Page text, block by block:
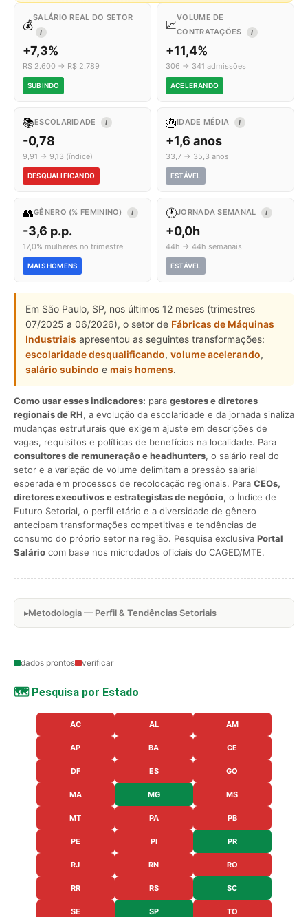
💰
SALÁRIO REAL DO SETOR
I
+7,3%
R$ 2.600 → R$ 2.789
SUBINDO
📈
VOLUME DE
CONTRATAÇÕES
I
+11,4%
306 → 341 admissões
ACELERANDO
📚ESCOLARIDADE I
-0,78
9,91 → 9,13 (índice)
DESQUALIFICANDO
🎂IDADE MÉDIA I
+1,6 anos
33,7 → 35,3 anos
ESTÁVEL
👥GÊNERO (% FEMININO) I
-3,6 p.p.
17,0% mulheres no trimestre
MAIS HOMENS
🕐JORNADA SEMANAL I
+0,0h
44h → 44h semanais
ESTÁVEL
Em São Paulo, SP, nos últimos 12 meses (trimestres
07/2025 a 06/2026), o setor de Fábricas de Máquinas
Industriais apresentou as seguintes transformações:
escolaridade desqualificando, volume acelerando,
salário subindo e mais homens.
Como usar esses indicadores: para gestores e diretores
regionais de RH, a evolução da escolaridade e da jornada sinaliza
mudanças estruturais que exigem ajuste em descrições de
vagas, requisitos e políticas de benefícios na localidade. Para
consultores de remuneração e headhunters, o salário real do
setor e a variação de volume delimitam a pressão salarial
esperada em processos de recolocação regionais. Para CEOs,
diretores executivos e estrategistas de negócio, o Índice de
Futuro Setorial, o perfil etário e a diversidade de gênero
antecipam transformações competitivas e tendências de
consumo do próprio setor na região. Pesquisa exclusiva Portal
Salário com base nos microdados oficiais do CAGED/MTE.
Metodologia — Perfil & Tendências Setoriais
dados prontos verificar
🗺️ Pesquisa por Estado
AC AL AM
AP BA CE
DF ES GO
MA MG MS
MT PA PB
PE PI PR
RJ RN RO
RR RS SC
SE SP TO